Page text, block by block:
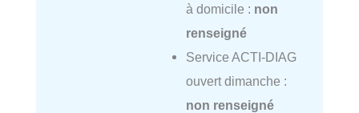
à domicile : non
renseigné
Service ACTI-DIAG
ouvert dimanche :
non renseigné